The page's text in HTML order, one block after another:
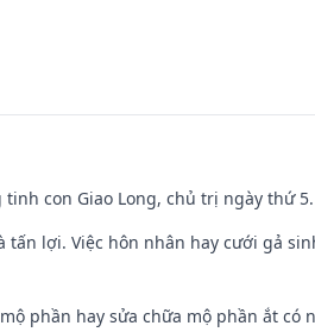
tinh con Giao Long, chủ trị ngày thứ 5.
lợi. Việc hôn nhân hay cưới gả
phần hay sửa chữa mộ phần ắt